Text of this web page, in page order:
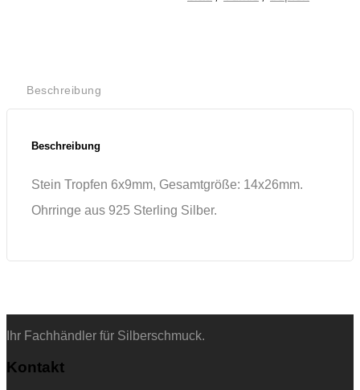
Consent
Beschreibung
Beschreibung
Stein Tropfen 6x9mm, Gesamtgröße: 14x26mm.
Ohrringe aus 925 Sterling Silber.
Ihr Fachhändler für Silberschmuck.
Kontakt